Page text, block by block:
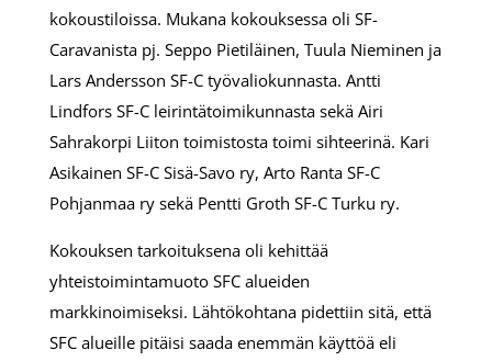
kokoustiloissa. Mukana kokouksessa oli SF-
Caravanista pj. Seppo Pietiläinen, Tuula Nieminen ja
Lars Andersson SF-C työvaliokunnasta. Antti
Lindfors SF-C leirintätoimikunnasta sekä Airi
Sahrakorpi Liiton toimistosta toimi sihteerinä. Kari
Asikainen SF-C Sisä-Savo ry, Arto Ranta SF-C
Pohjanmaa ry sekä Pentti Groth SF-C Turku ry.
Kokouksen tarkoituksena oli kehittää
yhteistoimintamuoto SFC alueiden
markkinoimiseksi. Lähtökohtana pidettiin sitä, että
SFC alueille pitäisi saada enemmän käyttöä eli